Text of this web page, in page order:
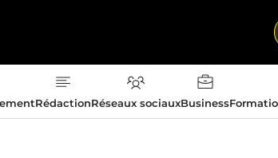
RédactionRéseaux sociauxBusiness